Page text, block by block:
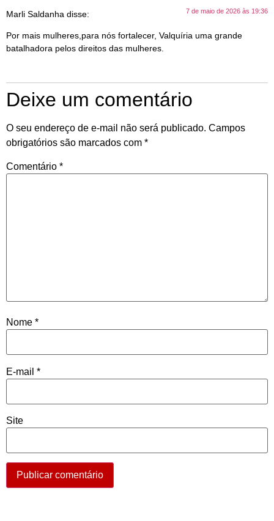
Marli Saldanha disse: 7 de maio de 2026 às 19:36
Por mais mulheres,para nós fortalecer, Valquíria uma grande
batalhadora pelos direitos das mulheres.
Deixe um comentário
O seu endereço de e-mail não será publicado. Campos
obrigatórios são marcados com *
Comentário *
Nome *
E-mail *
Site